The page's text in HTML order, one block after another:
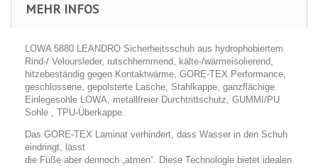
MEHR INFOS
LOWA 5880 LEANDRO Sicherheitsschuh aus hydrophobiertem
Rind-/ Veloursleder, rutschhemmend, kälte-/wärmeisolierend,
hitzebeständig gegen Kontaktwärme, GORE-TEX Performance,
geschlossene, gepolsterte Lasche, Stahlkappe, ganzflächige
Einlegesohle LOWA, metallfreier Durchtrittschutz, GUMMI/PU
Sohle , TPU-Überkappe.
Das GORE-TEX Laminat verhindert, dass Wasser in den Schuh
eindringt, lässt
die Füße aber dennoch „atmen“. Diese Technologie bietet idealen